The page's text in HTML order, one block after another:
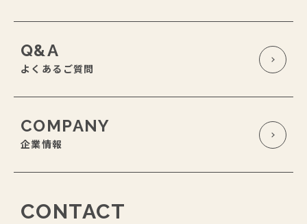
Q&A
よくあるご質問
COMPANY
企業情報
CONTACT